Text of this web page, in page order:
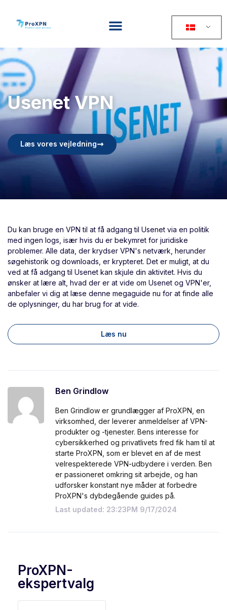
Usenet VPN
Læs vores vejledning
Du kan bruge en VPN til at få adgang til Usenet via en politik
med ingen logs, især hvis du er bekymret for juridiske
problemer. Alle data, der krydser VPN's netværk, herunder
søgehistorik og downloads, er krypteret. Det er muligt, at du
ved at få adgang til Usenet kan skjule din aktivitet. Hvis du
ønsker at lære alt, hvad der er at vide om Usenet og VPN'er,
anbefaler vi dig at læse denne megaguide nu for at finde alle
de oplysninger, du har brug for at vide.
Læs nu
Ben Grindlow
Ben Grindlow er grundlægger af ProXPN, en
virksomhed, der leverer anmeldelser af VPN-
produkter og -tjenester. Bens interesse for
cybersikkerhed og privatlivets fred fik ham til at
starte ProXPN, som er blevet en af de mest
velrespekterede VPN-udbydere i verden. Ben
er passioneret omkring sit arbejde, og han
udforsker konstant nye måder at forbedre
ProXPN's dybdegående guides på.
Last updated: 23:23PM 9/17/2024
ProXPN-
ekspertvalg